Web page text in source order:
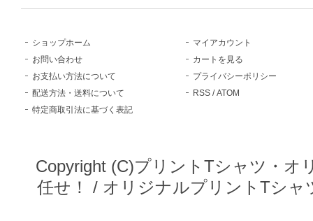
ショップホーム
お問い合わせ
お支払い方法について
配送方法・送料について
特定商取引法に基づく表記
マイアカウント
カートを見る
プライバシーポリシー
RSS /ATOM
Copyright (C)プリントTシャツ・
任せ！ / オリジナルプリントTシ